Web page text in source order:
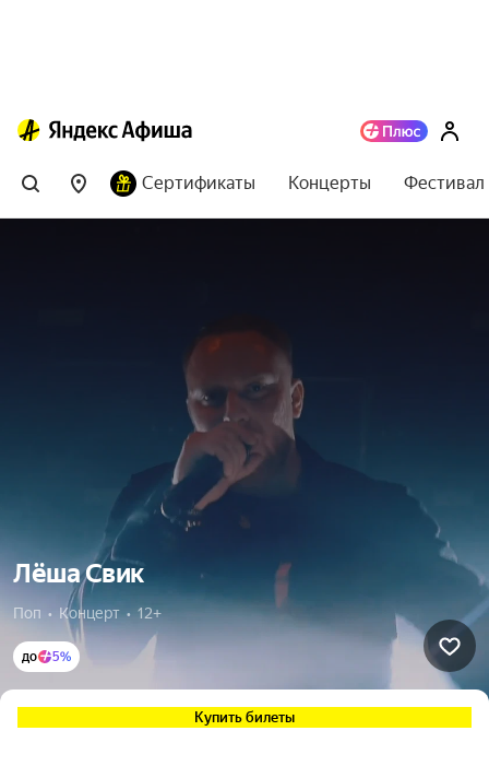
Сертификаты Концерты
Лёша Свик
Поп  •  Концерт  •  12+
до 5%
Купить билеты